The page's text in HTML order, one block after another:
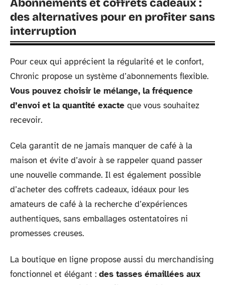
Abonnements et coffrets cadeaux :
des alternatives pour en profiter sans
interruption
Pour ceux qui apprécient la régularité et le confort,
Chronic propose un système d’abonnements flexible.
Vous pouvez choisir le mélange, la fréquence
d’envoi et la quantité exacte que vous souhaitez
recevoir.
Cela garantit de ne jamais manquer de café à la
maison et évite d’avoir à se rappeler quand passer
une nouvelle commande. Il est également possible
d’acheter des coffrets cadeaux, idéaux pour les
amateurs de café à la recherche d’expériences
authentiques, sans emballages ostentatoires ni
promesses creuses.
La boutique en ligne propose aussi du merchandising
fonctionnel et élégant : des tasses émaillées aux